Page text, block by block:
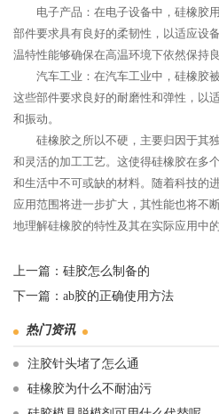
电子产品：在电子设备中，硅橡胶
部件要求具有良好的柔韧性，以适应设
温特性能够确保在高温环境下依然保持良
汽车工业：在汽车工业中，硅橡胶
这些部件要求良好的耐磨性和弹性，以
和振动。
硅橡胶之所以不硬，主要归因于其
和灵活的加工工艺。这使得硅橡胶在多
和生活中不可或缺的材料。随着科技的
应用范围将进一步扩大，其性能也将不
地理解硅橡胶的特性及其在实际应用中的
上一篇： 硅胶怎么制备的
下一篇： ab胶的正确使用方法
热门资讯
注胶针头堵了怎么通
硅橡胶为什么不耐油污